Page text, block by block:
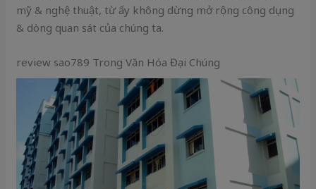
mỹ & nghệ thuật, từ ấy không dừng mở rộng công dụng
& dòng quan sát của chúng ta.
review sao789 Trong Văn Hóa Đại Chúng